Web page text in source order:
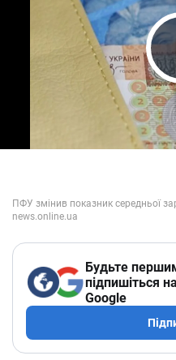
Будьте
підпишіться
Google